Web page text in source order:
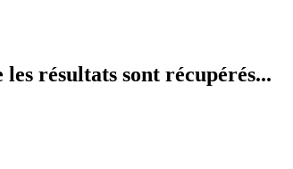
résultats sont récupérés...